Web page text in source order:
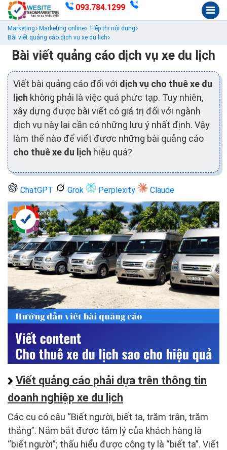
093.784.1299
Marketing Marketing online
Tiếp thị nội dung
Bài viết quảng cáo dịch vụ xe du lịch
Bài viết quảng cáo dịch vụ xe du lịch
Viết bài quảng cáo đối với dịch vụ cho thuê xe du
lịch không phải là việc quá phức tạp. Tuy nhiên,
xây dựng được bài viết có giá trị đối với ngành
dịch vụ này lại cần có những lưu ý nhất định. Vậy
làm thế nào để viết được những bài quảng cáo
cho thuê xe du lịch hiệu quả?
ChatGPT Grok Perplexity Claude
Viết quảng cáo phải dựa trên thông tin
doanh nghiệp xe du lịch
Các cụ có câu “Biết người, biết ta, trăm trận, trăm
thắng”. Nắm bắt được tâm lý của khách hàng là
“biết người”; thấu hiểu được công ty là “biết ta”. Viết